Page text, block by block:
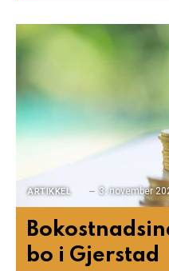
ARTIKKEL 3. november
bo i Gjerstad